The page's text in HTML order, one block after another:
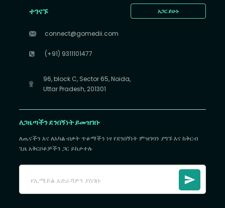
አጋር ይሁኑ
ተገናኙ
connect@gomedii.com
(+91) 9311101477
96, block C, Sector 65, Noida,
Uttar Pradesh, 201301
ለጋዜጣችን ደንበኝነት ይመዝገቡ
ለጤናችን እና ለአካል ብቃት ጥቆማችን ነፃ የደንበኝነት ምዝገባን ያግኙ እና ከቅርብ
ጊዜ አቅርቦቶቻችን ጋር ይከታተሉ